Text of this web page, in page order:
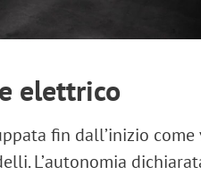
elettrico
fin dall’inizio come
L’autonomia